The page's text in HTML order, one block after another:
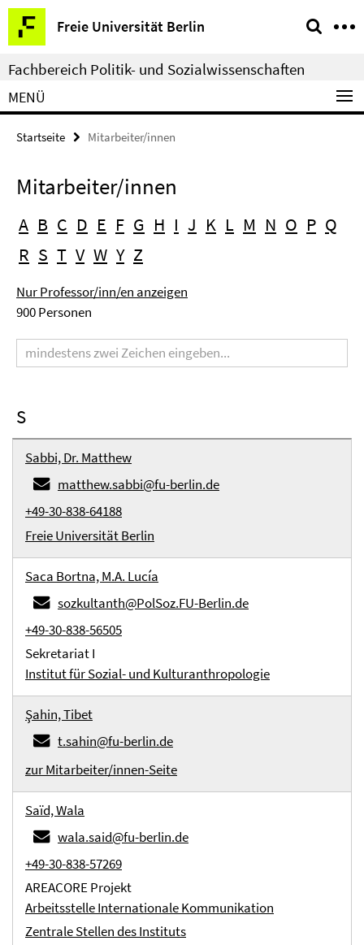
Springe
direkt
zu
Inhalt
Freie Universität Berlin
Service-
Navigation
Fachbereich Politik- und Sozialwissenschaften
MENÜ
Startseite Mitarbeiter/innen
Mitarbeiter/innen
A B C D E F G H I J K L M N O P Q
R S T V W Y Z
Nur Professor/inn/en anzeigen
900 Personen
S
Sabbi, Dr. Matthew
matthew.sabbi@fu-berlin.de
+49-30-838-64188
Freie Universität Berlin
Saca Bortna, M.A. Lucía
sozkultanth@PolSoz.FU-Berlin.de
+49-30-838-56505
Sekretariat I
Institut für Sozial- und Kulturanthropologie
Şahin, Tibet
t.sahin@fu-berlin.de
zur Mitarbeiter/innen-Seite
Saïd, Wala
wala.said@fu-berlin.de
+49-30-838-57269
AREACORE Projekt
Arbeitsstelle Internationale Kommunikation
Zentrale Stellen des Instituts